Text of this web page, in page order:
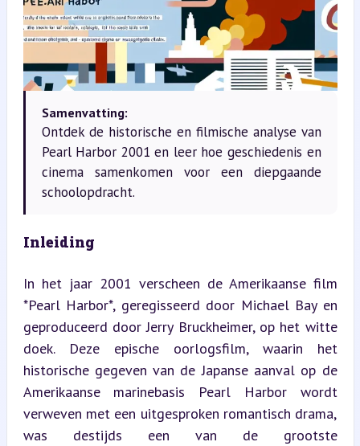
Samenvatting:
Ontdek de historische en filmische analyse van
Pearl Harbor 2001 en leer hoe geschiedenis en
cinema samenkomen voor een diepgaande
schoolopdracht.
Inleiding
In het jaar 2001 verscheen de Amerikaanse film
*Pearl Harbor*, geregisseerd door Michael Bay en
geproduceerd door Jerry Bruckheimer, op het witte
doek. Deze epische oorlogsfilm, waarin het
historische gegeven van de Japanse aanval op de
Amerikaanse marinebasis Pearl Harbor wordt
verweven met een uitgesproken romantisch drama,
was destijds een van de grootste